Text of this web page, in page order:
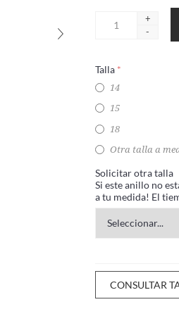
+
-
Talla *
14
15
18
Otra talla a
Solicitar otra talla
Si este anillo no
a tu medida! El
CONSULTAR